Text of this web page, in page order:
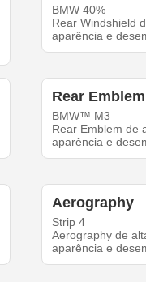
BMW 40%
Rear Windshield
aparência e
Rear Emblem
BMW™ M3
Rear Emblem de
aparência e
Aerography
Strip 4
Aerography de
aparência e